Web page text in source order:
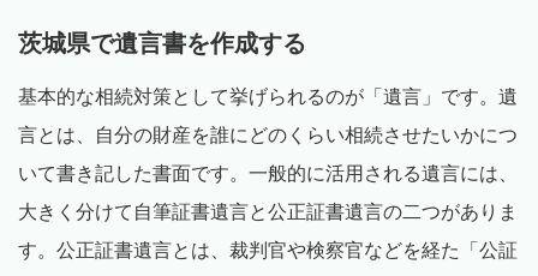
茨城県で遺言書を作成する
基本的な相続対策として挙げられるのが「遺言」です。遺
言とは、自分の財産を誰にどのくらい相続させたいかにつ
いて書き記した書面です。一般的に活用される遺言には、
大きく分けて自筆証書遺言と公正証書遺言の二つがありま
す。公正証書遺言とは、裁判官や検察官などを経た「公証